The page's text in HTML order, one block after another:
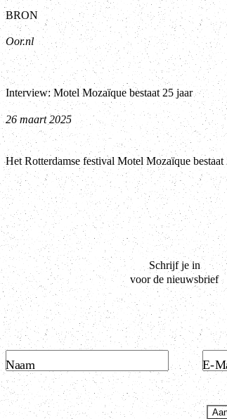
BRON
Oor.nl
Interview: Motel Mozaïque bestaat 25 jaar
26 maart 2025
Het Rotterdamse festival Motel Mozaïque bestaat
Schrijf je in
voor de nieuwsbrief
Naam E-